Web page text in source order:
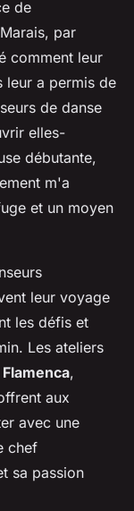
de
par
comment leur
leur a permis de
de danse
elles-
débutante,
m'a
et un moyen
leur voyage
les défis et
Les ateliers
,
aux
avec une
chef
sa passion